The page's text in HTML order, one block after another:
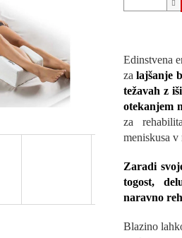
Edinstvena
zalajšanje
težavah z
otekanjem
za
meniskusa v
Zaradi
togost,
naravno
Blazino